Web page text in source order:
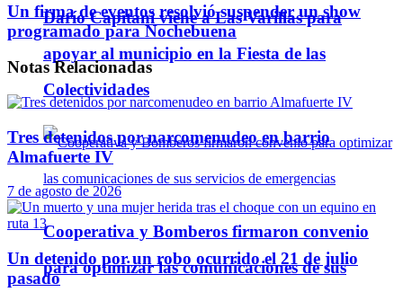
Darío Capitani viene a Las Varillas para
apoyar al municipio en la Fiesta de las
Colectividades
Cooperativa y Bomberos firmaron convenio
para optimizar las comunicaciones de sus
Un firma de eventos resolvió suspender un show
programado para Nochebuena
NotasRelacionadas
Tres detenidos por narcomenudeo en barrio
Almafuerte IV
7 de agosto de 2026
Un detenido por un robo ocurrido el 21 de julio
pasado